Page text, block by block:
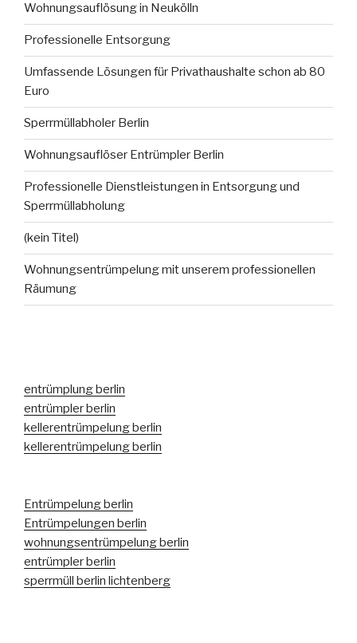
Wohnungsauflösung in Neukölln
Professionelle Entsorgung
Umfassende Lösungen für Privathaushalte schon ab 80
Euro
Sperrmüllabholer Berlin
Wohnungsauflöser Entrümpler Berlin
Professionelle Dienstleistungen in Entsorgung und
Sperrmüllabholung
(kein Titel)
Wohnungsentrümpelung mit unserem professionellen
Räumung
entrümplung berlin
entrümpler berlin
kellerentrümpelung berlin
kellerentrümpelung berlin
Entrümpelung berlin
Entrümpelungen berlin
wohnungsentrümpelung berlin
entrümpler berlin
sperrmüll berlin lichtenberg